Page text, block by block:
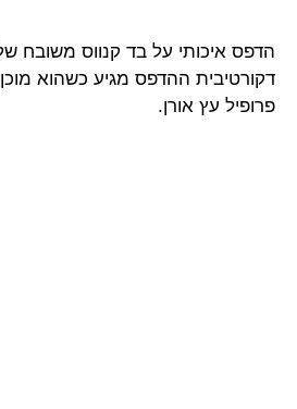
הדפס איכותי על בד קנווס משובח
דקורטיבית ההדפס מגיע כשהוא
פרופיל עץ אורן.